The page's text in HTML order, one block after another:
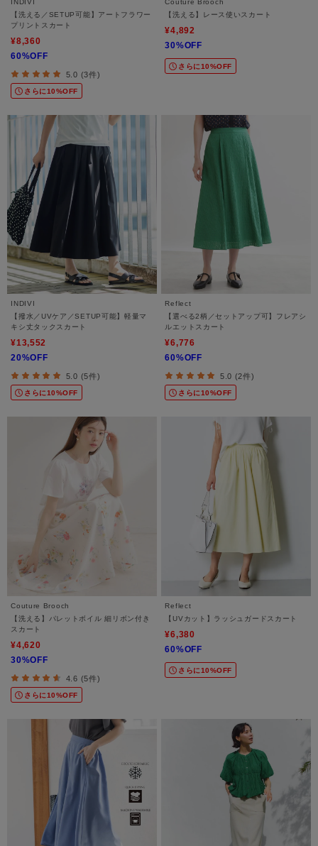
INDIVI
【洗える／SETUP可能】アートフラワー
プリントスカート
¥8,360
60%OFF
5.0 (3件)
さらに10%OFF
Couture Brooch
【洗える】レース使いスカート
¥4,892
30%OFF
さらに10%OFF
INDIVI
【撥水／UVケア／SETUP可能】軽量マ
キシ丈タックスカート
¥13,552
20%OFF
5.0 (5件)
さらに10%OFF
Reflect
【選べる2柄／セットアップ可】フレアシ
ルエットスカート
¥6,776
60%OFF
5.0 (2件)
さらに10%OFF
Couture Brooch
【洗える】パレットボイル 細リボン付き
スカート
¥4,620
30%OFF
4.6 (5件)
さらに10%OFF
Reflect
【UVカット】ラッシュガードスカート
¥6,380
60%OFF
さらに10%OFF